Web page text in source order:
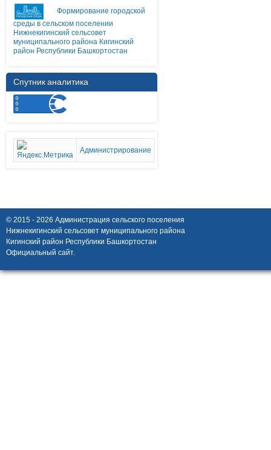
Формирование городской
среды в сельском поселении
Нижнекигинский сельсовет
муниципального района Кигинский
район Республики Башкортостан
Спутник аналитика
Администрирование
© 2015 - 2026 Администрация сельского поселения
Нижнекигинский сельсовет муниципального района
Кигинский район Республики Башкортостан
Официальный сайт.